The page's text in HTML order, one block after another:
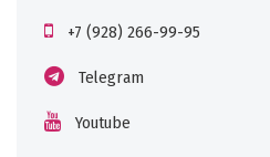
+7 (928) 266-99-95
Telegram
Youtube